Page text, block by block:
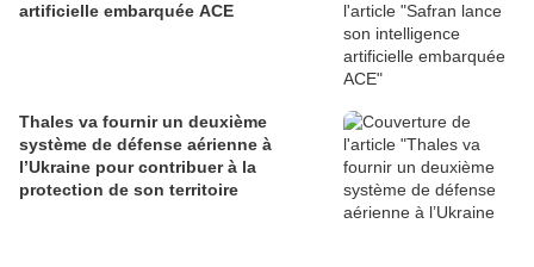
artificielle embarquée ACE
Thales va fournir un deuxième
système de défense aérienne à
l’Ukraine pour contribuer à la
protection de son territoire